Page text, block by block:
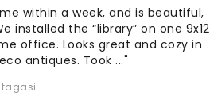
within a week, and is beautiful,
installed the “library” on one 9x12
office. Looks great and cozy in
antiques. Took ..."
tagasi